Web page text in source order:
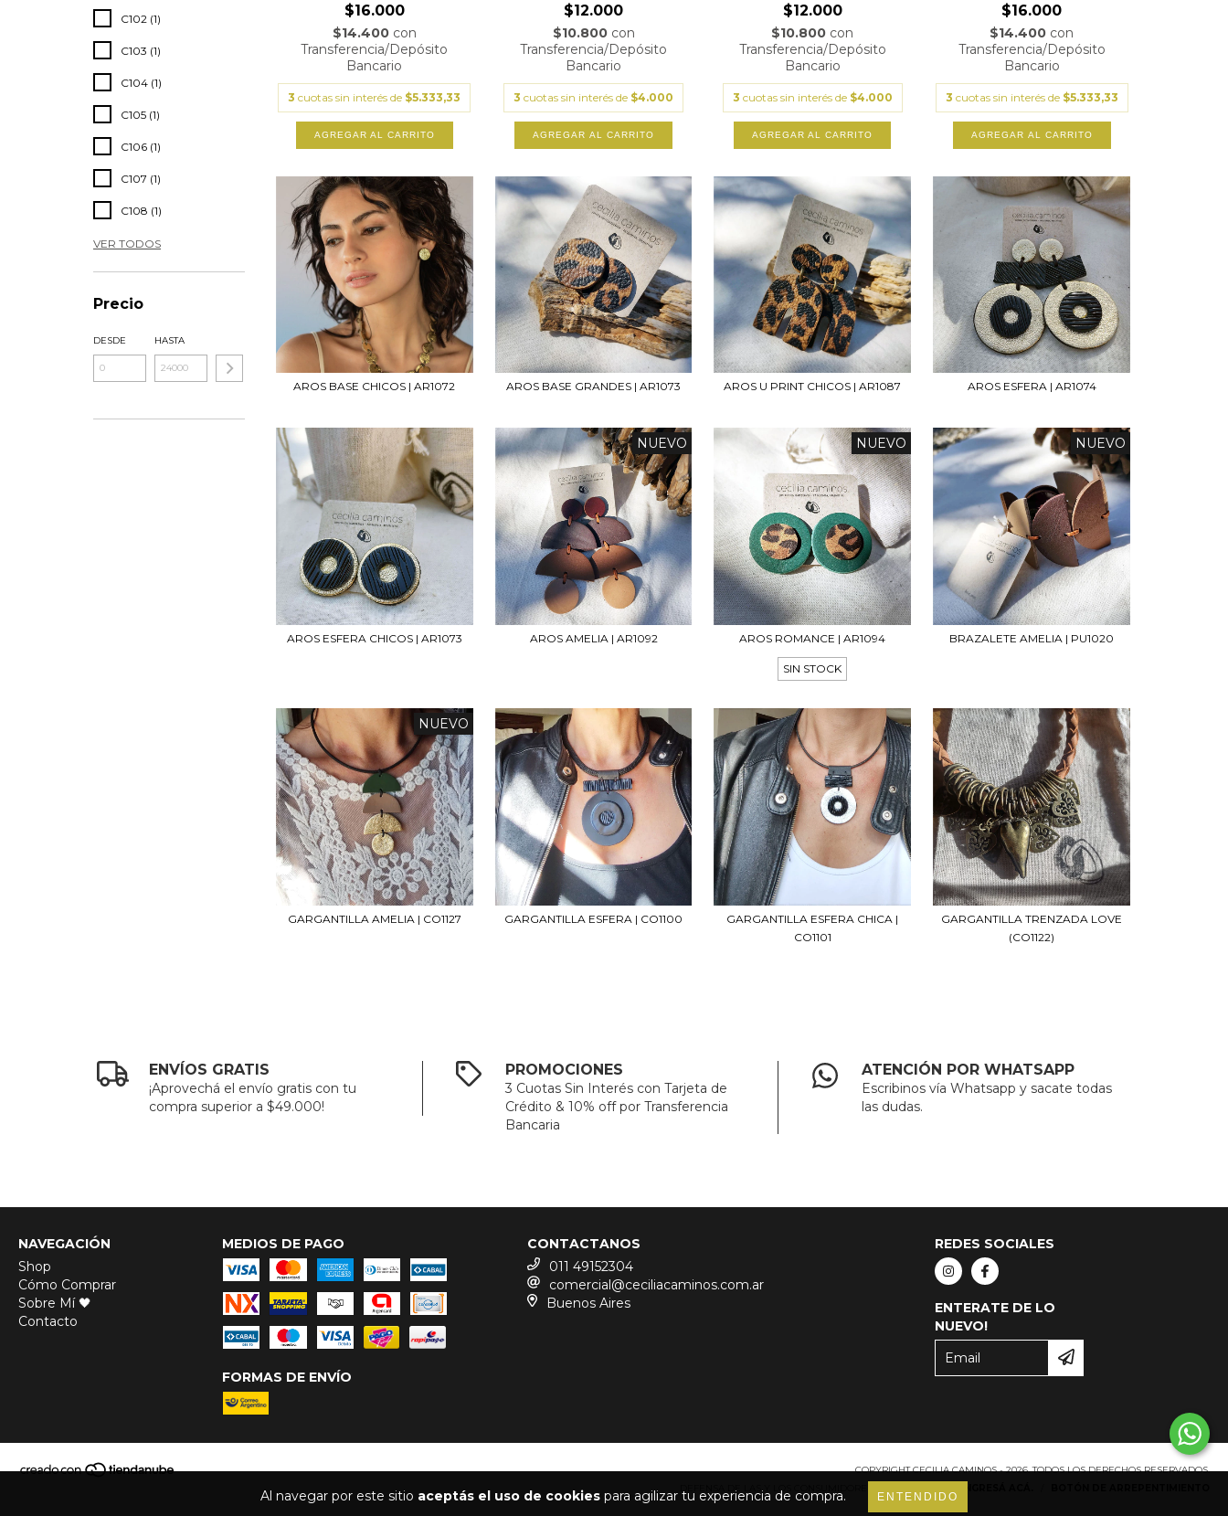
Al navegar por este sitio aceptás el uso de cookies para agilizar tu experiencia de compra. ENTENDIDO
C102 (1)
C103 (1)
C104 (1)
C105 (1)
C106 (1)
C107 (1)
C108 (1)
VER TODOS
Precio
DESDE HASTA
$16.000
$14.400 con
Transferencia/Depósito
Bancario
3 cuotas sin interés de $5.333,33
AGREGAR AL CARRITO
$12.000
$10.800 con
Transferencia/Depósito
Bancario
3 cuotas sin interés de $4.000
$12.000
$10.800 con
Transferencia/Depósito
Bancario
3 cuotas sin interés de $4.000
AGREGAR AL CARRITO
$16.000
$14.400 con
Transferencia/Depósito
Bancario
3 cuotas sin interés de $5.333,33
AROS BASE CHICOS | AR1072 AROS BASE GRANDES | AR1073 AROS U PRINT CHICOS | AR1087 AROS ESFERA | AR1074
AROS ESFERA CHICOS | AR1073
NUEVO
AROS AMELIA | AR1092
NUEVO
AROS ROMANCE | AR1094
SIN STOCK
NUEVO
BRAZALETE AMELIA | PU1020
NUEVO
GARGANTILLA AMELIA | CO1127 GARGANTILLA ESFERA | CO1100
GARGANTILLA ESFERA CHICA |
CO1101
GARGANTILLA TRENZADA LOVE
(CO1122)
ENVÍOS GRATIS
¡Aprovechá el envío gratis con tu
compra superior a $49.000!
PROMOCIONES
3 Cuotas Sin Interés con Tarjeta de
Crédito & 10% off por Transferencia
Bancaria
ATENCIÓN POR WHATSAPP
Escribinos vía Whatsapp y sacate todas
las dudas.
NAVEGACIÓN
Shop
Cómo Comprar
Sobre Mí 🖤
Contacto
MEDIOS DE PAGO
FORMAS DE ENVÍO
CONTACTANOS
011 49152304
comercial@ceciliacaminos.com.ar
Buenos Aires
REDES SOCIALES
ENTERATE DE LO
NUEVO!
COPYRIGHT CECILIA CAMINOS - 2026. TODOS LOS DERECHOS RESERVADOS.
DEFENSA DE LAS Y LOS CONSUMIDORES. PARA RECLAMOS